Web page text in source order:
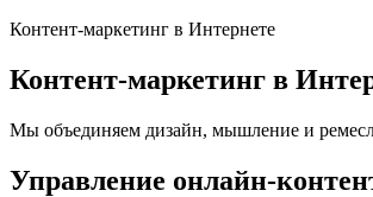
Контент-маркетинг в Интернете
Контент-маркетинг в
Мы объединяем дизайн, мышление и
Управление онлайн-